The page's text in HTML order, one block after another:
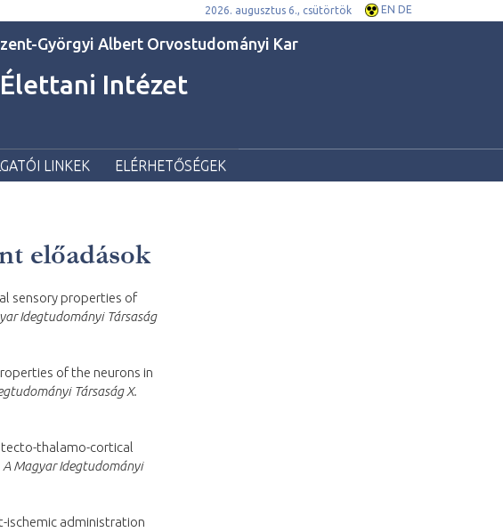
2026. augusztus 6., csütörtök EN DE
Györgyi Albert Orvostudományi Kar
Élettani Intézet
LINKEK ELÉRHETŐSÉGEK
előadások
sensory properties of
Idegtudományi Társaság
of the neurons in
Társaság X.
thalamo-cortical
A Magyar Idegtudományi
ischemic administration